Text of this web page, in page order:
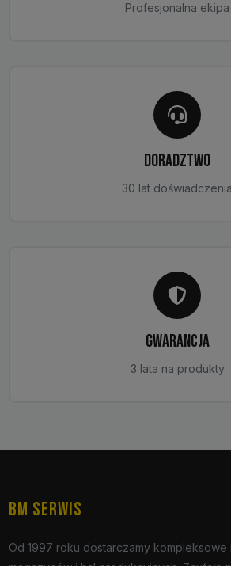
Profesjonalna ekipa
DORADZTWO
30 lat doświadczenia
GWARANCJA
3 lata na produkty
BM SERWIS
Od 1997 roku dostarczamy kompleksowe